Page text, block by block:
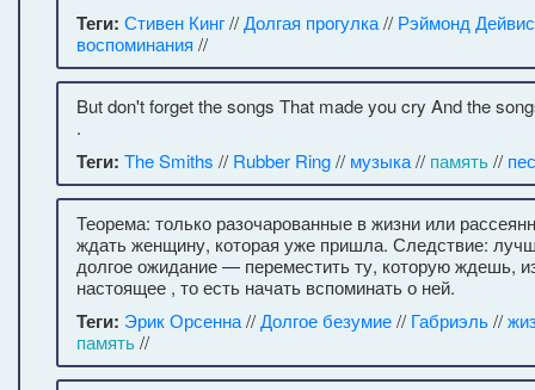
Теги: Стивен Кинг//Долгая прогулка// Рэймонд
воспоминания //
But don't forget the songs That made you cry And the
.
Теги: The Smiths // Rubber Ring// музыка// память//
Теорема: только разочарованные в жизни или
ждать женщину, которая уже пришла. Следствие:
долгое ожидание — переместить ту, которую ждешь,
настоящее , то есть начать вспоминать о ней.
Теги: Эрик Орсенна//Долгое безумие// Габриэль//
память//